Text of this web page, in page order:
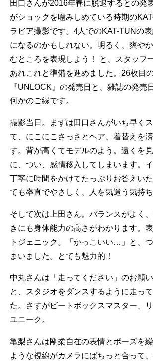
田口さんが2016年春に脱退するとの発
がショックを噛みしめている時期の
ラビア撮影です。4人でのKAT-TUNの
になるのかもしれない。明るく、爽や
むところを表現しよう！ と、スタッフ
あれこれと準備を進めました。26枚目
『UNLOCK』の発売日と、雑誌の発売
何かのご縁です。
撮影当日。まずは田口さんがいち早く
て、にこにこさっさとヘア、着替えを
す。背が高くてモデルのよう。遠くを
に、つい、感情移入してしまいます。
丁寧に時間をかけてたっぷりお答えい
ても率直でやさしく、人を気遣う気持ち
そして次は上田さん。バランスがよく
きにも身体能力の高さがわかります。
トジェニック。「かっこいい…」と、
まいました。とても魅力的！
中丸さんは「走ってください」のお願い
と、スタジオをダンスするように走っ
た。さすがビートボックスマスター、リ
ユニーク。
亀梨さんは剛柔自在の表情とポーズを
ような視線がカメラにばちっと合って